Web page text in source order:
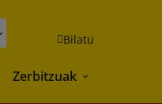
Bilatu
Zerbitzuak Zerbitzuak